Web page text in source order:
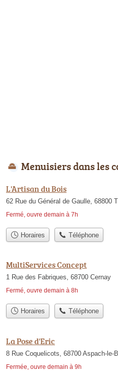
Menuisiers dans les
L'Artisan du Bois
62 Rue du Général de Gaulle, 68800
Fermé, ouvre demain à 7h
Horaires Téléphone
MultiServices Concept
1 Rue des Fabriques, 68700 Cernay
Fermé, ouvre demain à 8h
Horaires Téléphone
La Pose d'Eric
8 Rue Coquelicots, 68700 Aspach-le-
Fermée, ouvre demain à 9h